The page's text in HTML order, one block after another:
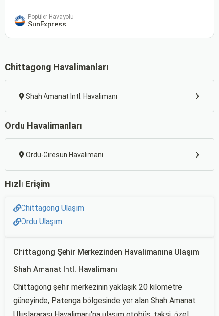
Popüler Havayolu
SunExpress
Chittagong Havalimanları
Shah Amanat Intl. Havalimanı
Ordu Havalimanları
Ordu-Giresun Havalimanı
Hızlı Erişim
Chittagong Ulaşım
Ordu Ulaşım
Chittagong Şehir Merkezinden Havalimanına Ulaşım
Shah Amanat Intl. Havalimanı
Chittagong şehir merkezinin yaklaşık 20 kilometre
güneyinde, Patenga bölgesinde yer alan Shah Amanat